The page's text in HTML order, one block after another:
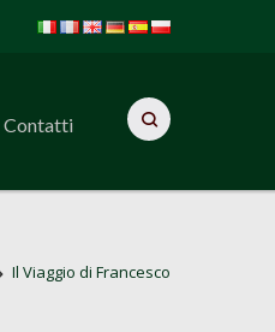
Contatti
Il Viaggio di Francesco